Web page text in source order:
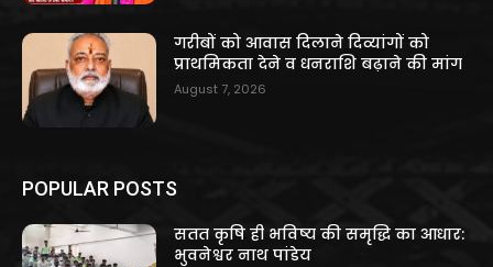
गरीबों को आवास दिलाने दिव्यांगों को
प्राथमिकता देने व धनराशि बढ़ाने की मांग
August 7, 2026
POPULAR POSTS
सतत कृषि ही भविष्य की समृद्धि का आधार:
भुवनेश्वर नाथ पांडेय